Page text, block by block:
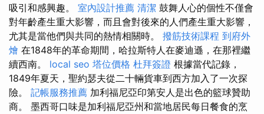
吸引和感興趣。 室內設計推薦 清潔 鼓舞人心的個性不僅會
對年齡產生重大影響，而且會對後來的人們產生重大影響，
尤其是當他們與共同的熱情相關時。 撥筋技術課程 到府外
燴 在1848年的革命期間，哈拉斯特人在麥迪遜，在那裡繼
續西南。 local seo 塔位價格 杜拜簽證 根據當代記錄，
1849年夏天，聖約瑟夫從二十輛貨車到西方加入了一次探
險。 記帳服務推薦 加利福尼亞印第安人是出色的籃球贊助
商。 墨西哥口味是加利福尼亞州和當地居民每日餐食的烹